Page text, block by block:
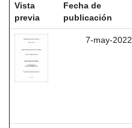
Vista
previa
Fecha de
publicación
7-may-2022